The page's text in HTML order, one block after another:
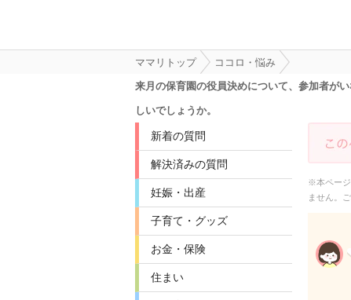
ママリトップ
ココロ・悩み
来月の保育園の役員決めについて、参加者が
しいでしょうか。
新着の質問
解決済みの質問
妊娠・出産
子育て・グッズ
お金・保険
住まい
※本ページ
ません。